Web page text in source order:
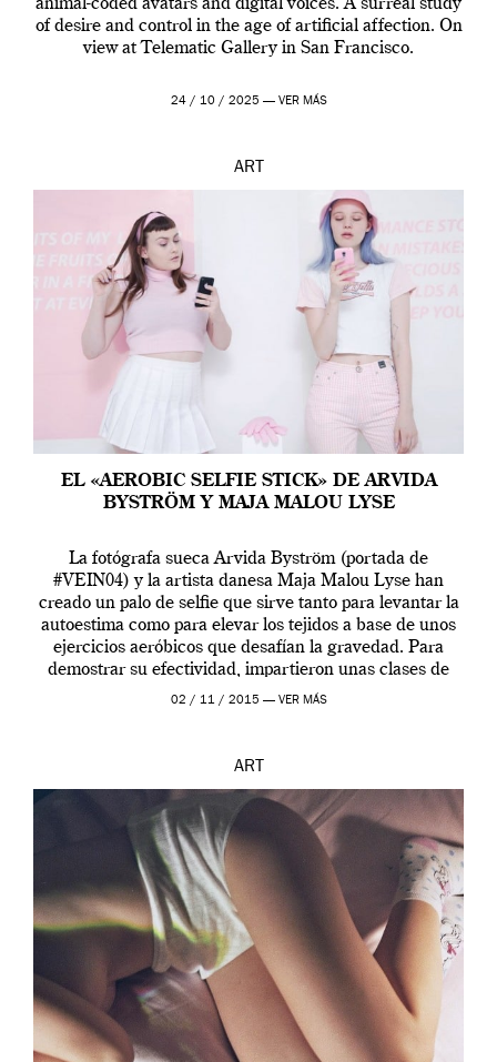
animal-coded avatars and digital voices. A surreal study
of desire and control in the age of artificial affection. On
view at Telematic Gallery in San Francisco.
24 / 10 / 2025 — VER MÁS
ART
EL «AEROBIC SELFIE STICK» DE ARVIDA
BYSTRÖM Y MAJA MALOU LYSE
La fotógrafa sueca Arvida Byström (portada de
#VEIN04) y la artista danesa Maja Malou Lyse han
creado un palo de selfie que sirve tanto para levantar la
autoestima como para elevar los tejidos a base de unos
ejercicios aeróbicos que desafían la gravedad. Para
demostrar su efectividad, impartieron unas clases de
prueba en el Tate […]
02 / 11 / 2015 — VER MÁS
ART